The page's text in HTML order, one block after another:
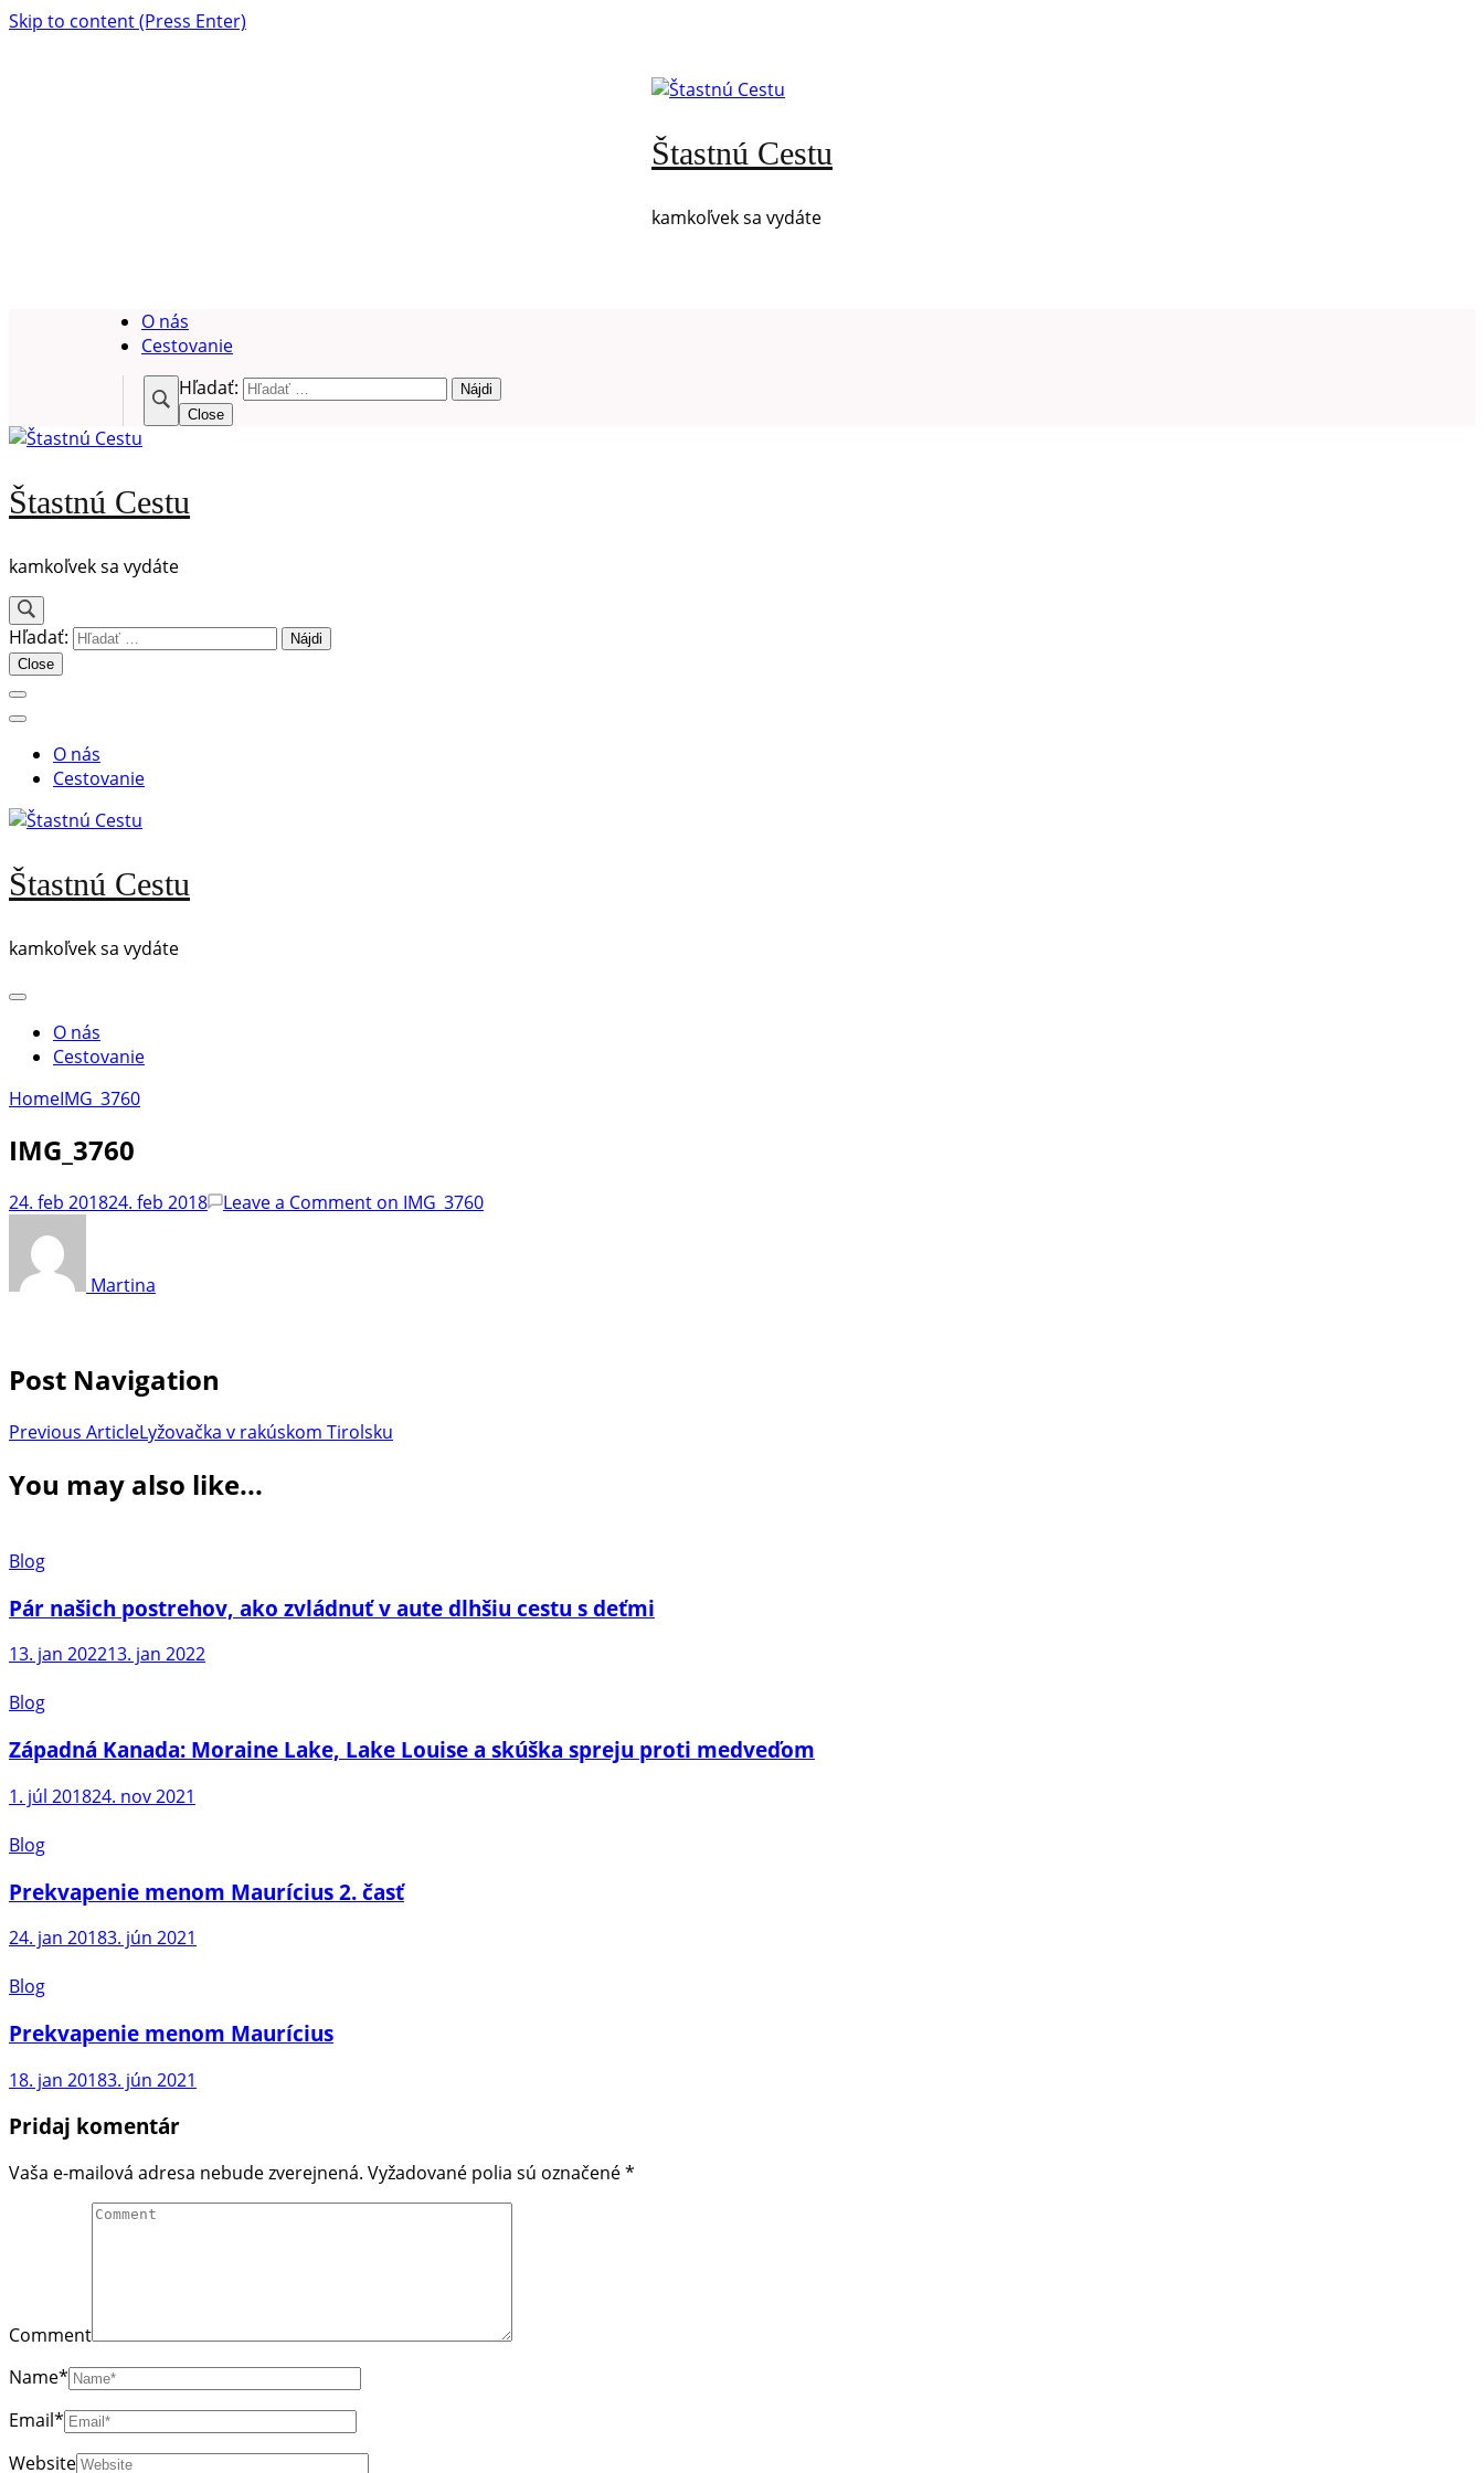
Skip to content (Press Enter)
Štastnú Cestu
kamkoľvek sa vydáte
O nás
Cestovanie
Hľadať:
Close
Štastnú Cestu
kamkoľvek sa vydáte
Hľadať:
Close
O nás
Cestovanie
Štastnú Cestu
kamkoľvek sa vydáte
O nás
Cestovanie
HomeIMG_3760
IMG_3760
24. feb 201824. feb 2018 Leave a Comment on IMG_3760
Martina
Post Navigation
Previous ArticleLyžovačka v rakúskom Tirolsku
You may also like...
Blog
Pár našich postrehov, ako zvládnuť v aute dlhšiu cestu s deťmi
13. jan 202213. jan 2022
Blog
Západná Kanada: Moraine Lake, Lake Louise a skúška spreju proti medveďom
1. júl 201824. nov 2021
Blog
Prekvapenie menom Maurícius 2. časť
24. jan 20183. jún 2021
Blog
Prekvapenie menom Maurícius
18. jan 20183. jún 2021
Pridaj komentár
Vaša e-mailová adresa nebude zverejnená. Vyžadované polia sú označené*
Comment
Name*
Email*
Website